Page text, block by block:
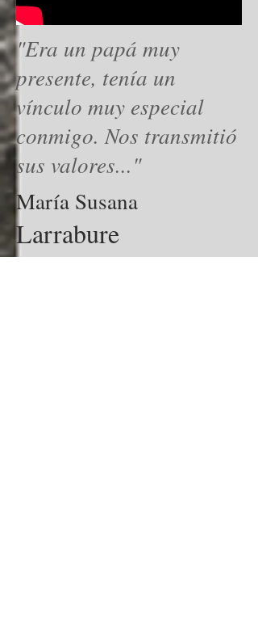
"Era un papá muy
presente, tenía un
vínculo muy especial
conmigo. Nos transmitió
sus valores..."
María Susana
Larrabure